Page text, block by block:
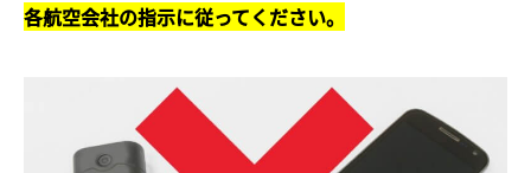
各航空会社の指示に従ってください。